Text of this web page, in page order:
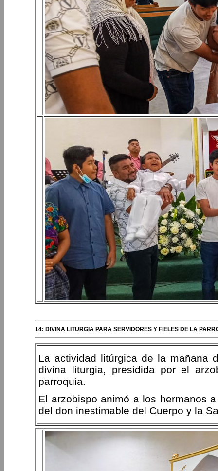
14: DIVINA LITURGIA PARA SERVIDORES Y FIELES DE LA
La actividad litúrgica de la mañana
divina liturgia, presidida por el
parroquia.
El arzobispo animó a los hermanos
del don inestimable del Cuerpo y la